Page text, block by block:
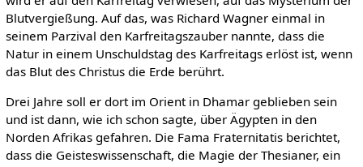
Blutvergießung. Auf das, was Richard Wagner einmal in
seinem Parzival den Karfreitagszauber nannte, dass die
Natur in einem Unschuldstag des Karfreitags erlöst ist, wenn
das Blut des Christus die Erde berührt.
Drei Jahre soll er dort im Orient in Dhamar geblieben sein
und ist dann, wie ich schon sagte, über Ägypten in den
Norden Afrikas gefahren. Die Fama Fraternitatis berichtet,
dass die Geisteswissenschaft, die Magie der Thesianer, ein